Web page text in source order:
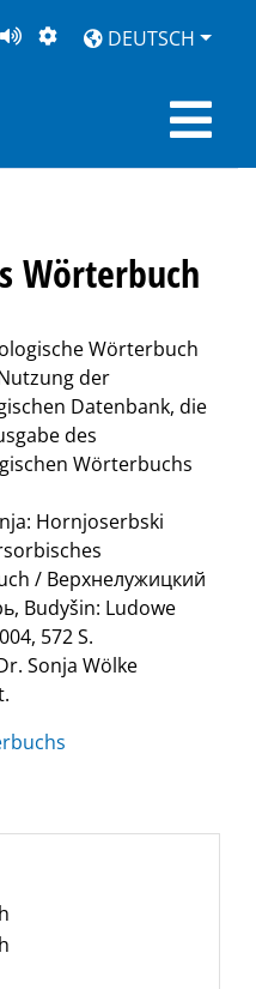
SEITEDARSTELLUNG
DEUTSCH
Wörterbuch
Wörterbuch
der
Datenbank, die
des
Wörterbuchs
Hornjoserbski
/ Верхнелужицкий
Budyšin: Ludowe
572 S.
Sonja Wölke